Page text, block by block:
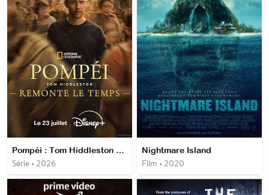
Pompéi : Tom Hiddleston remonte le temps
Série • 2026
Nightmare Island
Film • 2020